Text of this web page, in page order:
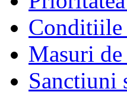
Conditiile
Masuri
Sanctiuni